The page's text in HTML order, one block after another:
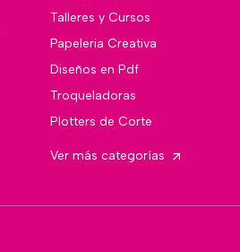
Talleres y Cursos
Papeleria Creativa
Diseños en Pdf
Troqueladoras
Plotters de Corte
Ver más categorías